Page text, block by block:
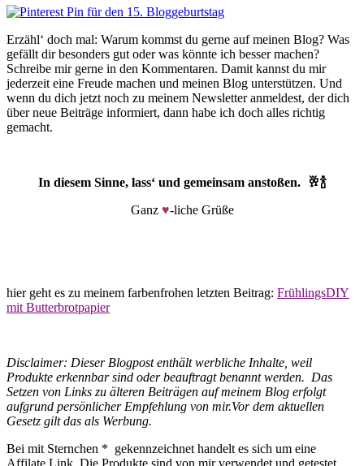
Erzähl‘ doch mal: Warum kommst du gerne auf meinen Blog? Was
gefällt dir besonders gut oder was könnte ich besser machen?
Schreibe mir gerne in den Kommentaren. Damit kannst du mir
jederzeit eine Freude machen und meinen Blog unterstützen. Und
wenn du dich jetzt noch zu meinem Newsletter anmeldest, der dich
über neue Beiträge informiert, dann habe ich doch alles richtig
gemacht.
In diesem Sinne, lass‘ und gemeinsam anstoßen. 🥂🍾
Ganz ♥-liche Grüße
hier geht es zu meinem farbenfrohen letzten Beitrag: FrühlingsDIY
mit Butterbrotpapier
Disclaimer: Dieser Blogpost enthält werbliche Inhalte, weil
Produkte erkennbar sind oder beauftragt benannt werden. Das
Setzen von Links zu älteren Beiträgen auf meinem Blog erfolgt
aufgrund persönlicher Empfehlung von mir.Vor dem aktuellen
Gesetz gilt das als Werbung.
Bei mit Sternchen * gekennzeichnet handelt es sich um eine
Affilate Link. Die Produkte sind von mir verwendet und getestet